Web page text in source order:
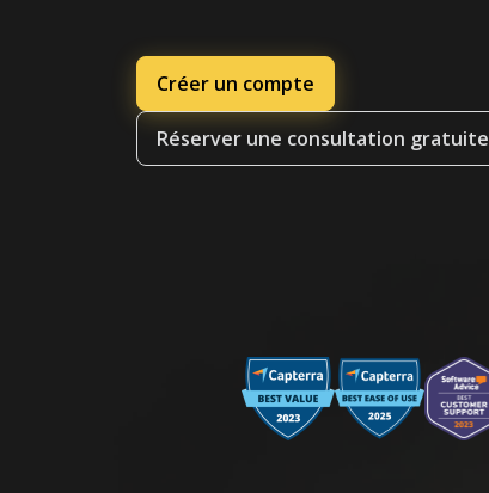
Créer un compte
Réserver une consultation gratuite